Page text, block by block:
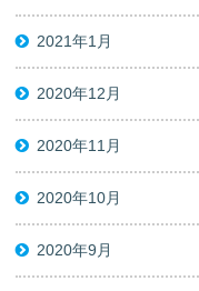
2021年1月
2020年12月
2020年11月
2020年10月
2020年9月